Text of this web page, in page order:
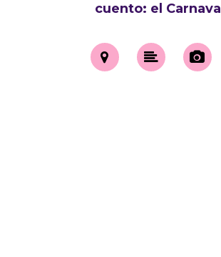
cuento: el Carnaval